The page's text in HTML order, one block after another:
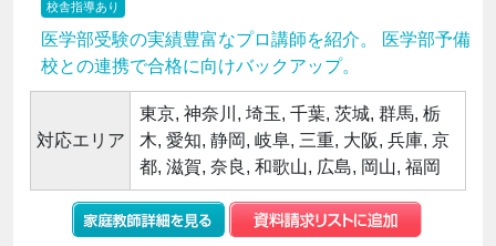
校舎指導あり
医学部受験の実績豊富なプロ講師を紹介。 医学部予備
校との連携で合格に向けバックアップ。
対応エリア
東京, 神奈川, 埼玉, 千葉, 茨城, 群馬, 栃
木, 愛知, 静岡, 岐阜, 三重, 大阪, 兵庫, 京
都, 滋賀, 奈良, 和歌山, 広島, 岡山, 福岡